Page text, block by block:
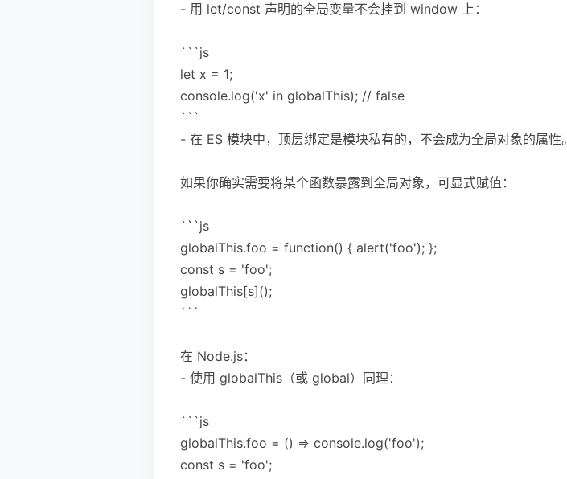
- 用 let/const 声明的全局变量不会挂到 window 上：
```js
let x = 1;
console.log('x' in globalThis); // false
```
- 在 ES 模块中，顶层绑定是模块私有的，不会成为全局对象的属性。
如果你确实需要将某个函数暴露到全局对象，可显式赋值：
```js
globalThis.foo = function() { alert('foo'); };
const s = 'foo';
globalThis[s]();
```
在 Node.js：
- 使用 globalThis（或 global）同理：
```js
globalThis.foo = () => console.log('foo');
const s = 'foo';